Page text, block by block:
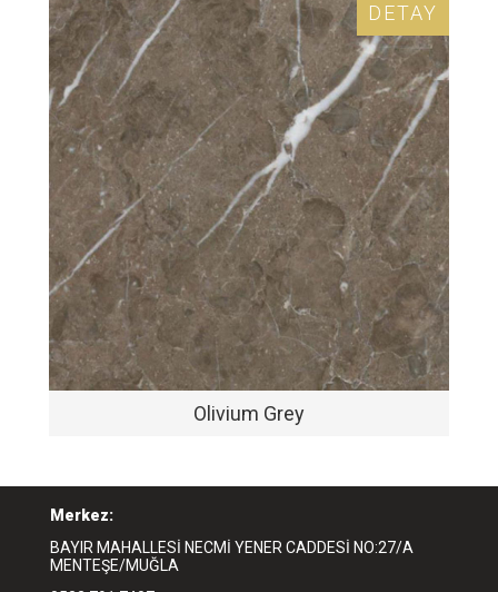
Olivium Grey
DETAY
Merkez:
BAYIR MAHALLESİ NECMİ YENER CADDESİ NO:27/A
MENTEŞE/MUĞLA